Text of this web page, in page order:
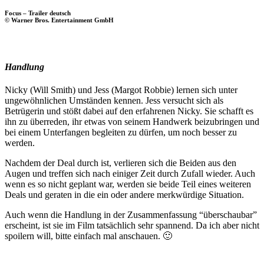
Focus – Trailer deutsch
© Warner Bros. Entertainment GmbH
Handlung
Nicky (Will Smith) und Jess (Margot Robbie) lernen sich unter
ungewöhnlichen Umständen kennen. Jess versucht sich als
Betrügerin und stößt dabei auf den erfahrenen Nicky. Sie schafft es
ihn zu überreden, ihr etwas von seinem Handwerk beizubringen und
bei einem Unterfangen begleiten zu dürfen, um noch besser zu
werden.
Nachdem der Deal durch ist, verlieren sich die Beiden aus den
Augen und treffen sich nach einiger Zeit durch Zufall wieder. Auch
wenn es so nicht geplant war, werden sie beide Teil eines weiteren
Deals und geraten in die ein oder andere merkwürdige Situation.
Auch wenn die Handlung in der Zusammenfassung “überschaubar”
erscheint, ist sie im Film tatsächlich sehr spannend. Da ich aber nicht
spoilern will, bitte einfach mal anschauen. 🙂